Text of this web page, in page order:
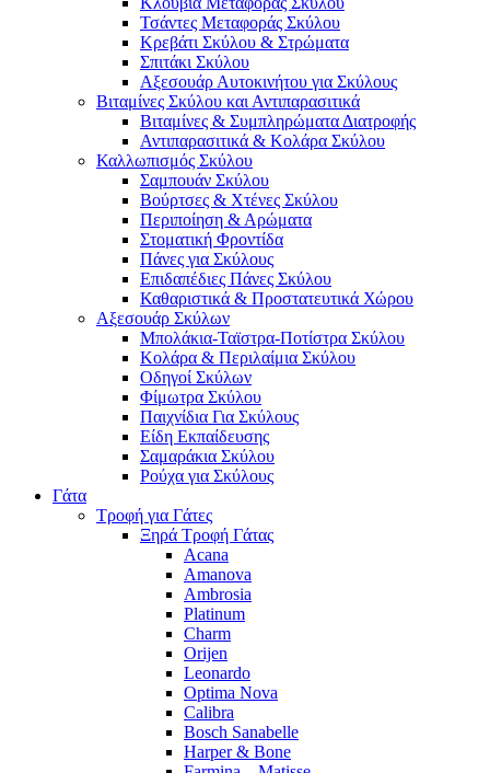
Τσάντες Μεταφοράς Σκύλου
Κρεβάτι Σκύλου & Στρώματα
Σπιτάκι Σκύλου
Αξεσουάρ Αυτοκινήτου για Σκύλους
Βιταμίνες Σκύλου και Αντιπαρασιτικά
Βιταμίνες & Συμπληρώματα Διατροφής
Αντιπαρασιτικά & Κολάρα Σκύλου
Καλλωπισμός Σκύλου
Σαμπουάν Σκύλου
Βούρτσες & Χτένες Σκύλου
Περιποίηση & Αρώματα
Στοματική Φροντίδα
Πάνες για Σκύλους
Επιδαπέδιες Πάνες Σκύλου
Καθαριστικά & Προστατευτικά Χώρου
Αξεσουάρ Σκύλων
Μπολάκια-Ταϊστρα-Ποτίστρα Σκύλου
Κολάρα & Περιλαίμια Σκύλου
Οδηγοί Σκύλων
Φίμωτρα Σκύλου
Παιχνίδια Για Σκύλους
Είδη Εκπαίδευσης
Σαμαράκια Σκύλου
Ρούχα για Σκύλους
Γάτα
Τροφή για Γάτες
Ξηρά Τροφή Γάτας
Acana
Amanova
Ambrosia
Platinum
Charm
Orijen
Leonardo
Optima Nova
Calibra
Bosch Sanabelle
Harper & Bone